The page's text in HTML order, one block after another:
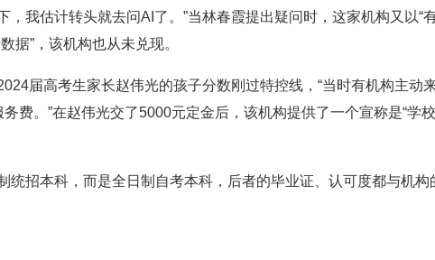
我估计转头就去问AI了。”当林春霞提出疑问时，这家机构又以“
据”，该机构也从未兑现。
届高考生家长赵伟光的孩子分数刚过特控线，“当时有机构主动
费。”在赵伟光交了5000元定金后，该机构提供了一个宣称是“学
招本科，而是全日制自考本科，后者的毕业证、认可度都与机构